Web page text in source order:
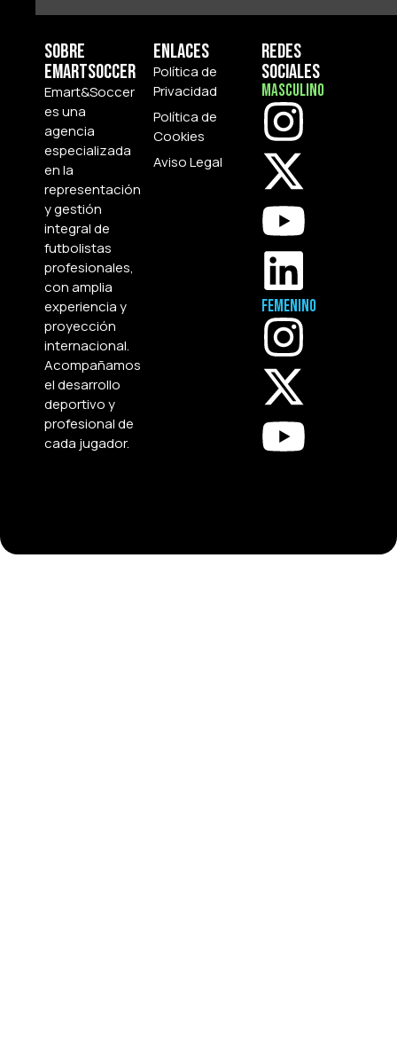
Sobre
Emartsoccer
Emart&Soccer
es una
agencia
especializada
en la
representación
y gestión
integral de
futbolistas
profesionales,
con amplia
experiencia y
proyección
internacional.
Acompañamos
el desarrollo
deportivo y
profesional de
cada jugador.
Enlaces
Política de
Privacidad
Política de
Cookies
Aviso Legal
Redes
Sociales
Masculino
Femenino